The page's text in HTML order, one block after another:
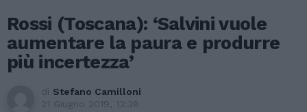
Rossi (Toscana): ‘Salvini vuole
aumentare la paura e produrre
più incertezza’
di Stefano Camilloni
21 Giugno 2019, 13:38